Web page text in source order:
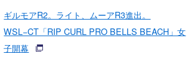
ギルモアR2。ライト、ムーアR3進出。
WSL−CT「RIP CURL PRO BELLS BEACH」女
子開幕